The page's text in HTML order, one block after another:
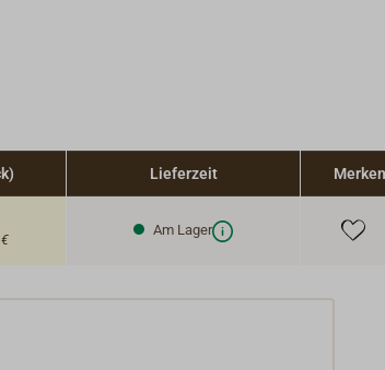
Lieferzeit Merken
Am Lager